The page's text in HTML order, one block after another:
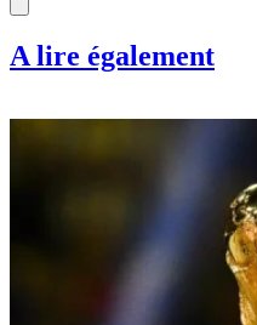
A lire également